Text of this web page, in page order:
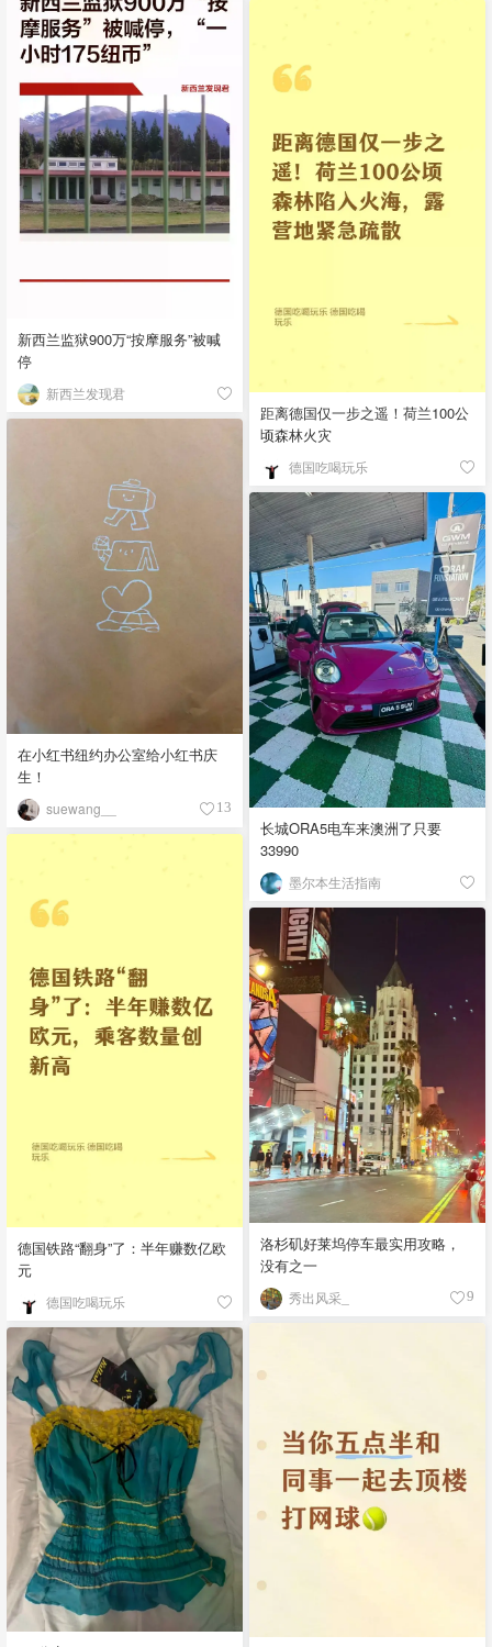
新西兰监狱900万“按摩服务”被喊
停
新西兰发现君
距离德国仅一步之遥！荷兰100公
顷森林火灾
德国吃喝玩乐
在小红书纽约办公室给小红书庆
生！
suewang__ 13
长城ORA5电车来澳洲了只要
33990
墨尔本生活指南
德国铁路“翻身”了：半年赚数亿欧
元
德国吃喝玩乐
洛杉矶好莱坞停车最实用攻略，
没有之一
秀出风采_ 9